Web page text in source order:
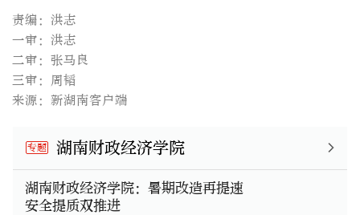
责编：洪志
一审：洪志
二审：张马良
三审：周韬
来源：新湖南客户端
专题 湖南财政经济学院
湖南财政经济学院：暑期改造再提速
安全提质双推进